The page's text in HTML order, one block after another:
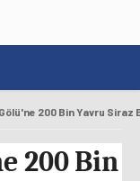
200 Bin Yavru Siraz
200 Bin